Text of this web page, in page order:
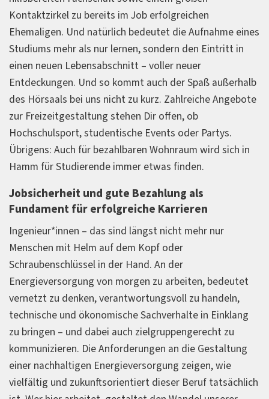
Kontaktzirkel zu bereits im Job erfolgreichen
Ehemaligen. Und natürlich bedeutet die Aufnahme eines
Studiums mehr als nur lernen, sondern den Eintritt in
einen neuen Lebensabschnitt – voller neuer
Entdeckungen. Und so kommt auch der Spaß außerhalb
des Hörsaals bei uns nicht zu kurz. Zahlreiche Angebote
zur Freizeitgestaltung stehen Dir offen, ob
Hochschulsport, studentische Events oder Partys.
Übrigens: Auch für bezahlbaren Wohnraum wird sich in
Hamm für Studierende immer etwas finden.
Jobsicherheit und gute Bezahlung als
Fundament für erfolgreiche Karrieren
Ingenieur*innen – das sind längst nicht mehr nur
Menschen mit Helm auf dem Kopf oder
Schraubenschlüssel in der Hand. An der
Energieversorgung von morgen zu arbeiten, bedeutet
vernetzt zu denken, verantwortungsvoll zu handeln,
technische und ökonomische Sachverhalte in Einklang
zu bringen – und dabei auch zielgruppengerecht zu
kommunizieren. Die Anforderungen an die Gestaltung
einer nachhaltigen Energieversorgung zeigen, wie
vielfältig und zukunftsorientiert dieser Beruf tatsächlich